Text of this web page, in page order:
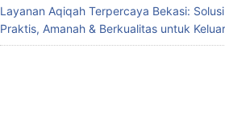
Layanan Aqiqah Terpercaya Bekasi: Solusi
Praktis, Amanah & Berkualitas untuk